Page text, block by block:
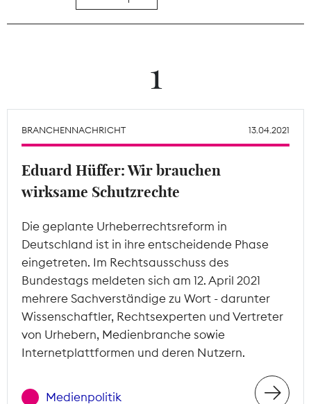
Theodor-Wolff-Preis
Mitgliederbereich
1
BRANCHENNACHRICHT 13.04.2021
Eduard Hüffer: Wir brauchen
wirksame Schutzrechte
Die geplante Urheberrechtsreform in
Deutschland ist in ihre entscheidende Phase
eingetreten. Im Rechtsausschuss des
Bundestags meldeten sich am 12. April 2021
mehrere Sachverständige zu Wort - darunter
Wissenschaftler, Rechtsexperten und Vertreter
von Urhebern, Medienbranche sowie
Internetplattformen und deren Nutzern.
Medienpolitik